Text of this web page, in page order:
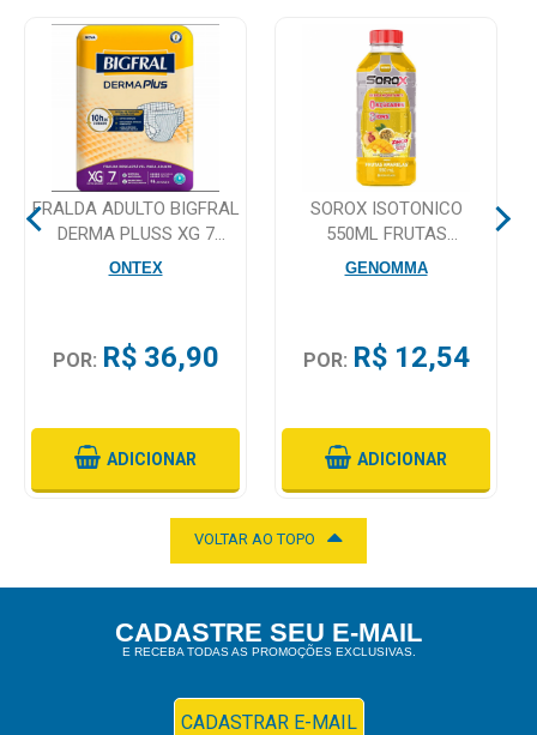
Higiene
Aparelhos
Socorros
Utilidade
FRALDA ADULTO BIGFRAL
DERMA PLUSS XG 7
UNIDADES
ONTEX
POR: R$ 36,90
ADICIONAR
SOROX ISOTONICO
550ML FRUTAS
AMARELAS
GENOMMA
POR: R$ 12,54
ADICIONAR
VOLTAR AO TOPO
CADASTRE SEU E-MAIL
E RECEBA TODAS AS PROMOÇÕES EXCLUSIVAS.
CADASTRAR E-MAIL